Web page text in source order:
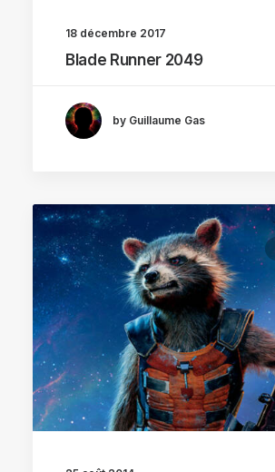
18 décembre 2017
Blade Runner 2049
by Guillaume Gas